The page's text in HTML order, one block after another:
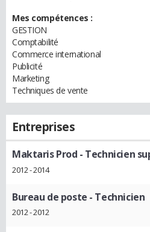
Mes compétences :
GESTION
Comptabilité
Commerce international
Publicité
Marketing
Techniques de vente
Entreprises
Maktaris Prod - Technicien
2012 - 2014
Bureau de poste - Technicien
2012 - 2012